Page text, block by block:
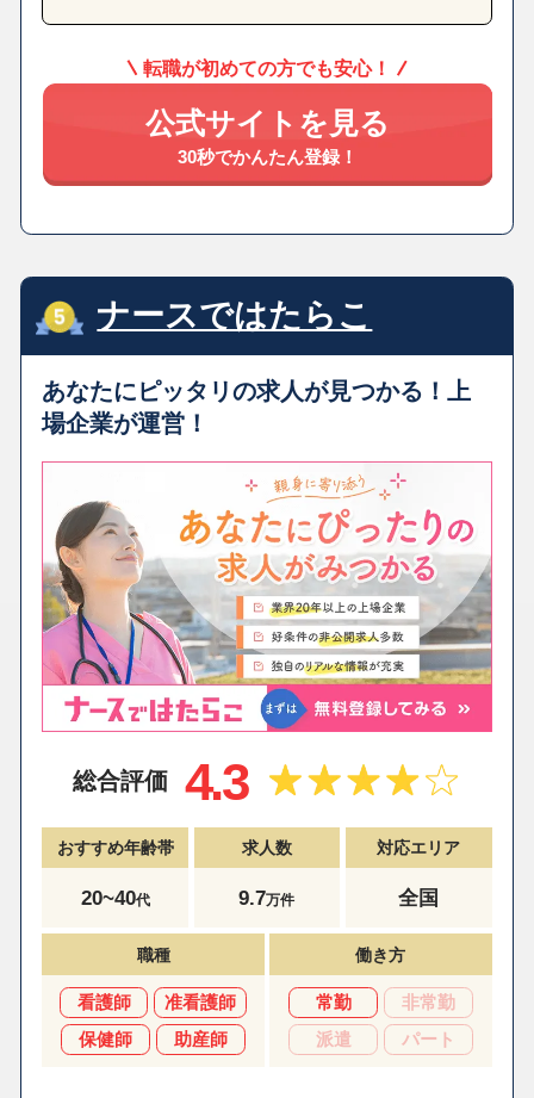
転職が初めての方でも安心！
公式サイトを見る
30秒でかんたん登録！
ナースではたらこ
あなたにピッタリの求人が見つかる！上
場企業が運営！
総合評価 4.3
おすすめ年齢帯
20~40代
求人数
9.7万件
対応エリア
全国
職種
看護師
准看護師
保健師
助産師
働き方
常勤
非常勤
派遣
パート